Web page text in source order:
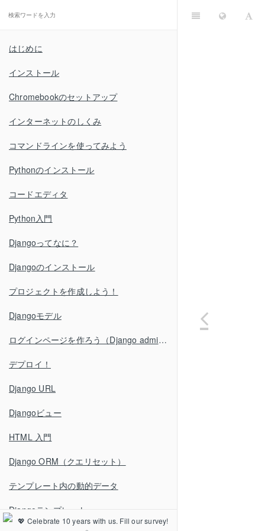
はじめに
インストール
Chromebookのセットアップ
インターネットのしくみ
コマンドラインを使ってみよう
Pythonのインストール
コードエディタ
Python入門
Djangoってなに？
Djangoのインストール
プロジェクトを作成しよう！
Djangoモデル
ログインページを作ろう（Django admin）
デプロイ！
Django URL
Djangoビュー
HTML 入門
Django ORM（クエリセット）
テンプレート内の動的データ
Djangoテンプレート
💖 Celebrate 10 years with us. Fill our survey!